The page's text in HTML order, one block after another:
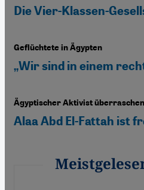
Die Vier-Klassen-
Geflüchtete in Ägypten
„Wir sind in einem
Ägyptischer Aktivist
Alaa Abd El-Fattah ist